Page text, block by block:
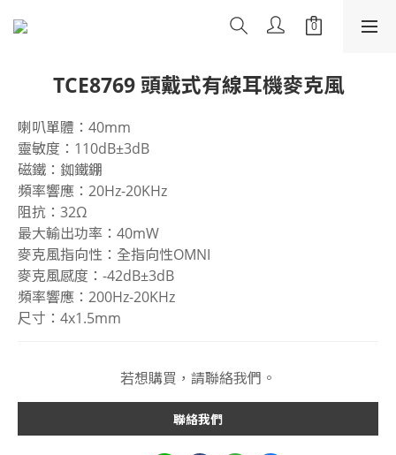
TCE8769 頭戴式有線耳機麥克風
喇叭單體：40mm
靈敏度：110dB±3dB
磁鐵：銣鐵錋
頻率響應：20Hz-20KHz
阻抗：32Ω
最大輸出功率：40mW
麥克風指向性：全指向性OMNI
麥克風感度：-42dB±3dB
頻率響應：200Hz-20KHz
尺寸：4x1.5mm
若想購買，請聯絡我們。
聯絡我們